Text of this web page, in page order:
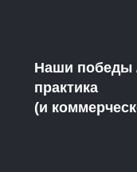
Наши победы
практика
(и